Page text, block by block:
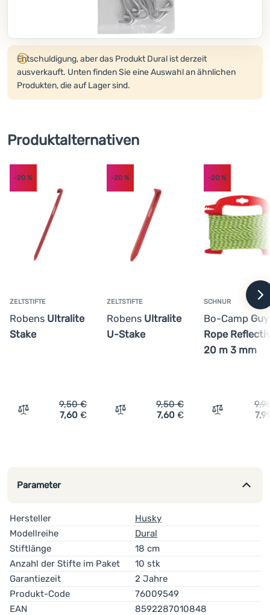
Klettern
Ultraleichte
Ausrüstung
Sport
Club
Registrieren
Produkt wird nicht mehr verkauft.
Entschuldigung, aber das Produkt Dural ist derzeit
ausverkauft. Unten finden Sie eine Auswahl an ähnlichen
Produkten, die auf Lager sind.
Produktalternativen
ZELTSTIFTE
Robens Ultralite
Stake
-20 %
Vergleichen
9,50€
7,60 €
ZELTSTIFTE
Robens Ultralite
U-Stake
-20 %
Vergleichen
9,50€
7,60 €
SCHNUR
Bo-Camp Guy
Rope
20 m 3 mm
-20 %
Vergleichen
Parameter
Hersteller
Husky
Modellreihe
Dural
Stiftlänge
18 cm
Anzahl der Stifte im Paket
10 stk
Garantiezeit
2 Jahre
Produkt-Code
76009549
EAN
8592287010848